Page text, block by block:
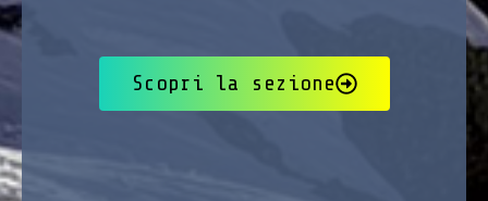
Scopri la sezione